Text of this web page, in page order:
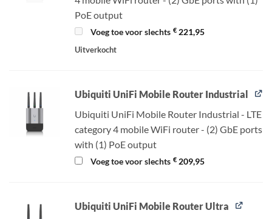
PoE output
Voeg toe voor slechts € 221,95
Uitverkocht
Ubiquiti UniFi Mobile Router Industrial
Ubiquiti UniFi Mobile Router Industrial - LTE
category 4 mobile WiFi router - (2) GbE ports
with (1) PoE output
Voeg toe voor slechts € 209,95
Ubiquiti UniFi Mobile Router Ultra